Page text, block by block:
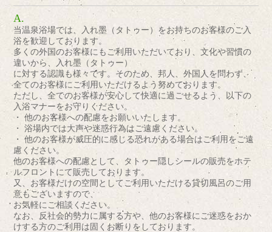
当温泉浴場では、入れ墨（タトゥー）をお持ちのお客様のご入
浴を歓迎しております。
多くの外国のお客様にもご利用いただいており、文化や習慣の
違いから、入れ墨（タトゥー）
に対する認識も様々です。そのため、邦人、外国人を問わず、
全てのお客様にご利用いただけるよう努めております。
ただし、全てのお客様が安心して快適に過ごせるよう、以下の
入浴マナーをお守りください。
・ 他のお客様への配慮をお願いいたします。
・ 浴場内では大声や迷惑行為はご遠慮ください。
・ 他のお客様が威圧的に感じる恐れがある場合はご利用をご遠
慮ください。
他のお客様への配慮として、タトゥー隠しシールの販売をホテ
ルフロントにて販売しております。
又、お客様だけの空間としてご利用いただける貸切風呂のご用
意もございますので、
お気軽にご相談ください。
なお、反社会的勢力に属する方や、他のお客様にご迷惑をおか
けする方のご利用は固くお断りをしております。